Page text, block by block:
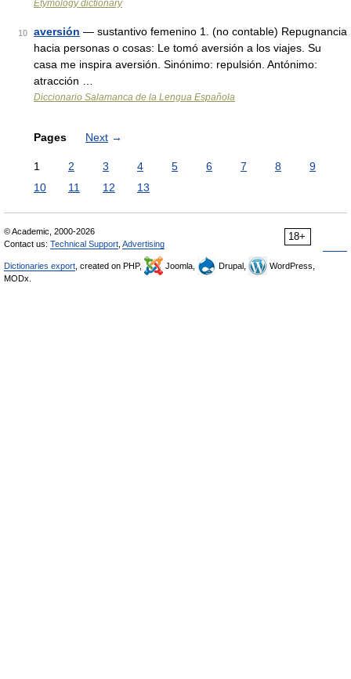
Etymology dictionary
10 aversión — sustantivo femenino 1. (no contable) Repugnancia
hacia personas o cosas: Le tomó aversión a los viajes. Su
casa me inspira aversión. Sinónimo: repulsión. Antónimo:
atracción …
Diccionario Salamanca de la Lengua Española
Pages Next →
1 2 3 4 5 6 7 8
9
10
11 12 13
18+
© Academic, 2000-2026
Contact us: Technical Support Advertising
Dictionaries export , created on PHP, Joomla, Drupal,
WordPress,
MODx.